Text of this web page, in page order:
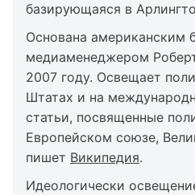
базирующаяся в
Основана американским
медиаменеджером
2007 году. Освещает
Штатах и на
статьи, посвященные
Европейском союзе,
пишет Википедия.
Идеологически